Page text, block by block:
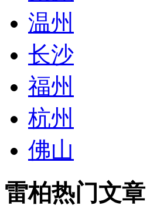
温州
长沙
福州
杭州
佛山
雷柏热门文章